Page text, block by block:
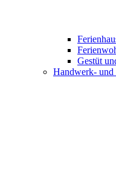
Gestüt
Handwerk- und